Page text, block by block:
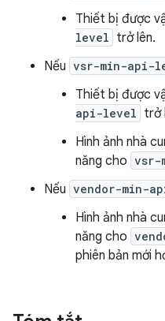
Thiết bị được
level trở lên.
Nếu vsr-min-api-
Thiết bị được
api-level trở
Hình ảnh nhà
năng cho vsr-
Nếu vendor-min-
Hình ảnh nhà
năng cho
phiên bản mới